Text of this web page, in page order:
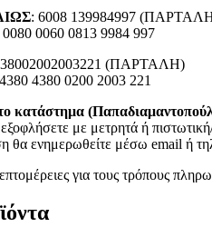
Τηλεφωνία
Επιτραπέζιες Συσκευές
Ασύρματες Συσκευές
Ακουστικά σταθερής τηλεφωνίας
Καλώδια Δικτύου
Αντάπτορες
Splitters – Φίλτρα
Πρίζες Τηλεφώνου
Τηλεφωνία
Smartphones
: 6008 139984997
0060 0813 9984 997
(ΠΑΡΤΑΛΗ)
4380 0200 2003 221
κατάστημα
με μετρητά ή
θα ενημερωθείτε μέσω email ή
για τους τρόπους